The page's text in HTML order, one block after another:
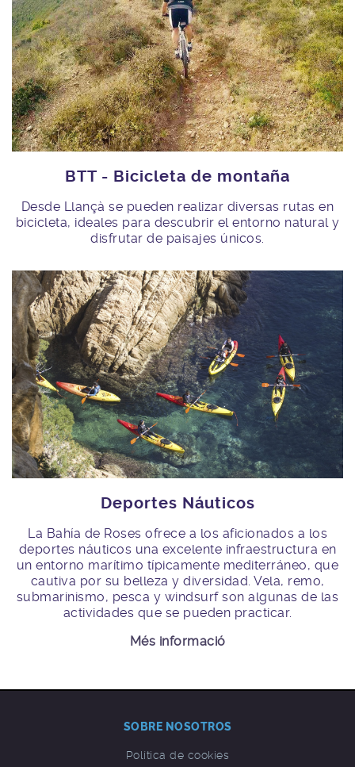
BTT - Bicicleta de montaña
Desde Llançà se pueden realizar diversas rutas en
bicicleta, ideales para descubrir el entorno natural y
disfrutar de paisajes únicos.
Deportes Náuticos
La Bahía de Roses ofrece a los aficionados a los
deportes náuticos una excelente infraestructura en
un entorno marítimo típicamente mediterráneo, que
cautiva por su belleza y diversidad. Vela, remo,
submarinismo, pesca y windsurf son algunas de las
actividades que se pueden practicar.
Més informació
SOBRE NOSOTROS
Política de cookies